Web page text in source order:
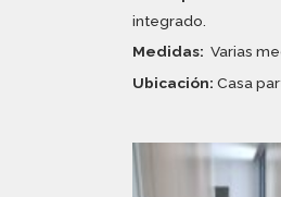
integrado.
Medidas: Varias
Ubicación: Casa